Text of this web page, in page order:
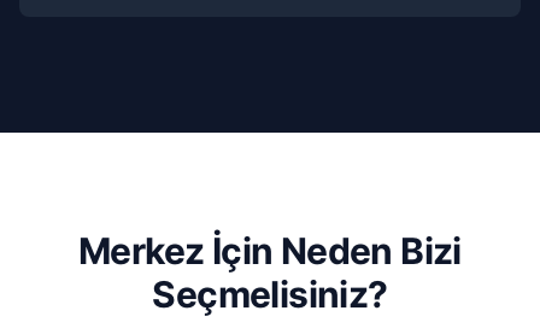
Merkez İçin Neden Bizi
Seçmelisiniz?